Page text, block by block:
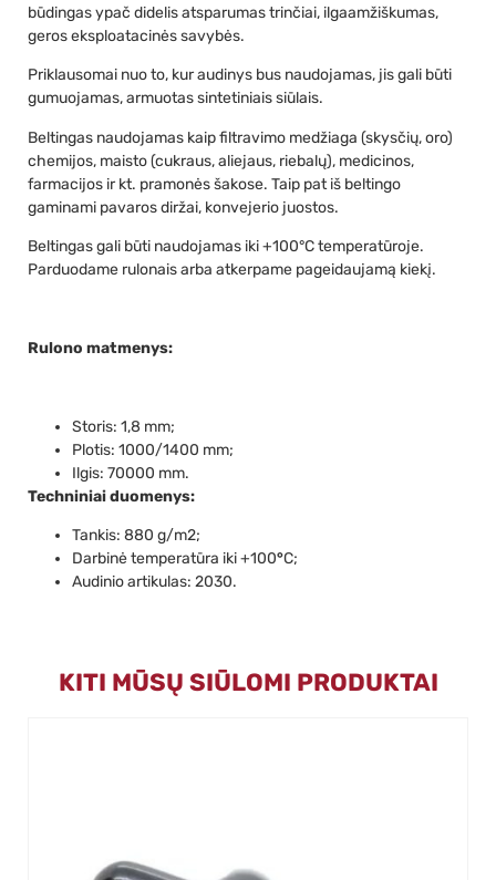
būdingas ypač didelis atsparumas trinčiai, ilgaamžiškumas,
geros eksploatacinės savybės.
Priklausomai nuo to, kur audinys bus naudojamas, jis gali būti
gumuojamas, armuotas sintetiniais siūlais.
Beltingas naudojamas kaip filtravimo medžiaga (skysčių, oro)
chemijos, maisto (cukraus, aliejaus, riebalų), medicinos,
farmacijos ir kt. pramonės šakose. Taip pat iš beltingo
gaminami pavaros diržai, konvejerio juostos.
Beltingas gali būti naudojamas iki +100°C temperatūroje.
Parduodame rulonais arba atkerpame pageidaujamą kiekį.
Rulono matmenys:
Storis: 1,8 mm;
Plotis: 1000/1400 mm;
Ilgis: 70000 mm.
Techniniai duomenys:
Tankis: 880 g/m2;
Darbinė temperatūra iki +100°C;
Audinio artikulas: 2030.
KITI MŪSŲ SIŪLOMI PRODUKTAI